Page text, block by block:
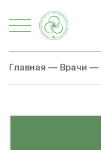
Главная — Врачи —